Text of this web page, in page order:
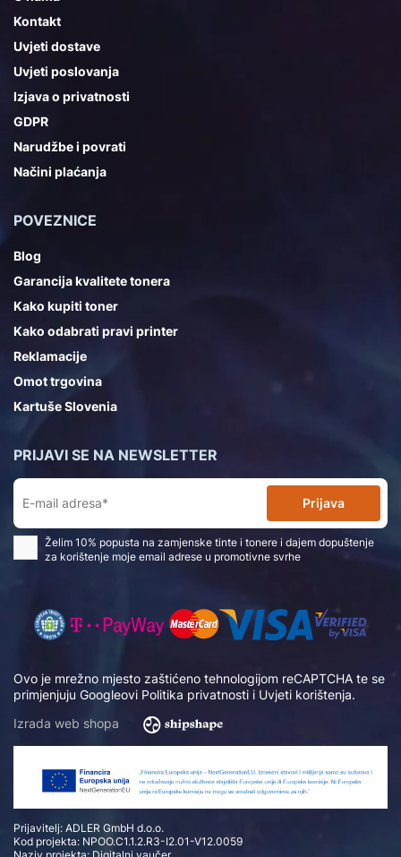
Kontakt
Uvjeti dostave
Uvjeti poslovanja
Izjava o privatnosti
GDPR
Narudžbe i povrati
Načini plaćanja
POVEZNICE
Blog
Garancija kvalitete tonera
Kako kupiti toner
Kako odabrati pravi printer
Reklamacije
Omot trgovina
Kartuše Slovenia
Ovo je mrežno mjesto zaštićeno tehnologijom reCAPTCHA te se
primjenjuju Googleovi Politika privatnosti i Uvjeti korištenja.
Izrada web shopa
Prijavitelj: ADLER GmbH d.o.o.
Kod projekta: NPOO.C1.1.2.R3-I2.01-V12.0059
PRIJAVI SE NA NEWSLETTER
Prijava
Želim 10% popusta na zamjenske tinte i tonere i dajem dopuštenje
za korištenje moje email adrese u promotivne svrhe